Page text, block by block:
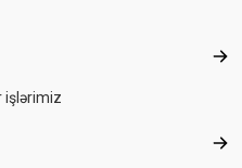
işlərimiz